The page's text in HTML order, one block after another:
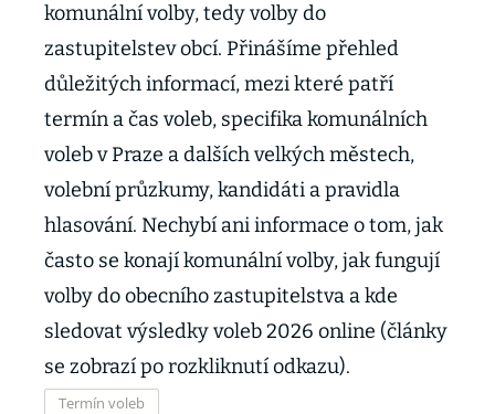
komunální volby, tedy volby do
zastupitelstev obcí. Přinášíme přehled
důležitých informací, mezi které patří
termín a čas voleb, specifika komunálních
voleb v Praze a dalších velkých městech,
volební průzkumy, kandidáti a pravidla
hlasování. Nechybí ani informace o tom, jak
často se konají komunální volby, jak fungují
volby do obecního zastupitelstva a kde
sledovat výsledky voleb 2026 online (články
se zobrazí po rozkliknutí odkazu).
Termín voleb